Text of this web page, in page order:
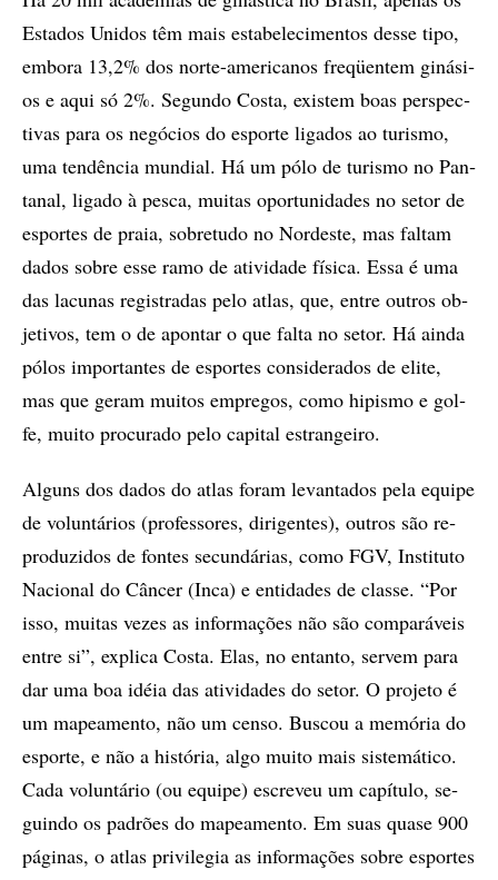
Es­ta­dos Uni­dos têm mais es­ta­be­le­ci­men­tos des­se tipo,
em­bo­ra 13,2% dos nor­te-ame­ri­ca­nos fre­qüen­tem gi­ná­si­
os e aqui só 2%. Se­gun­do Cos­ta, exis­tem boas pers­pec­
ti­vas para os ne­gó­ci­os do es­por­te li­ga­dos ao tu­ris­mo,
uma ten­dên­cia mun­di­al. Há um pólo de tu­ris­mo no Pan­
ta­nal, li­ga­do à pes­ca, mu­i­tas opor­tu­ni­da­des no se­tor de
es­por­tes de praia, so­bre­tu­do no Nor­des­te, mas fal­tam
da­dos so­bre esse ramo de ati­vi­da­de fí­si­ca. Essa é uma
das la­cu­nas re­gis­tra­das pelo atlas, que, en­tre ou­tros ob­
je­ti­vos, tem o de apon­tar o que fal­ta no se­tor. Há ain­da
pó­los im­por­tan­tes de es­por­tes con­si­de­ra­dos de eli­te,
mas que ge­ram mu­i­­tos em­pre­gos, como hi­pis­mo e gol­
fe, mu­i­to pro­cu­ra­do pelo ca­pi­tal es­tran­gei­ro.
Al­guns dos da­dos do atlas fo­ram le­van­ta­dos pela equi­pe
de vo­lun­tá­ri­os (pro­fes­so­res, di­ri­gen­tes), ou­tros são re­
pro­du­zi­dos de fon­tes se­cun­dá­ri­as, como FGV, Ins­ti­tu­to
Na­ci­o­nal do Cân­cer (Inca) e en­ti­da­des de clas­se. “Por
isso, mu­i­tas ve­zes as in­for­ma­çõ­es não são com­pa­rá­veis
en­tre si”, ex­pli­ca Cos­ta. Elas, no en­tan­to, ser­vem para
dar uma boa idéia das ati­vi­da­des do se­tor. O pro­je­to é
um ma­pe­a­men­to, não um cen­so. Bus­­cou a me­mó­ria do
es­por­te, e não a his­tó­ria, algo mu­i­to mais sis­te­má­ti­co.
Cada vo­lun­tá­rio (ou equi­pe) es­cre­veu um ca­pí­tu­lo, se­
guin­do os pa­drõ­es do ma­­pe­a­men­to. Em suas qua­se 900
pá­gi­nas, o atlas pri­vi­le­gia as in­for­ma­çõ­es so­bre es­por­tes